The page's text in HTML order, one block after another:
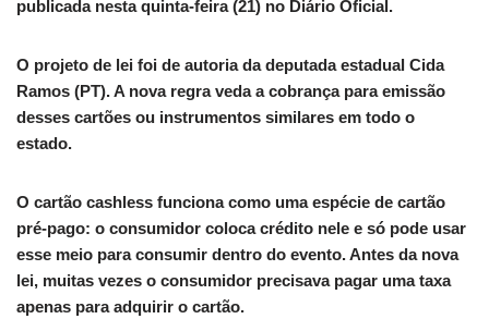
publicada nesta quinta-feira (21) no Diário Oficial.
O projeto de lei foi de autoria da deputada estadual Cida
Ramos (PT). A nova regra veda a cobrança para emissão
desses cartões ou instrumentos similares em todo o
estado.
O cartão cashless funciona como uma espécie de cartão
pré-pago: o consumidor coloca crédito nele e só pode usar
esse meio para consumir dentro do evento. Antes da nova
lei, muitas vezes o consumidor precisava pagar uma taxa
apenas para adquirir o cartão.